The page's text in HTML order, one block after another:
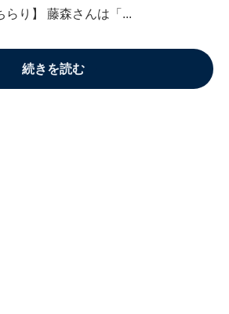
らり】 藤森さんは「...
続きを読む